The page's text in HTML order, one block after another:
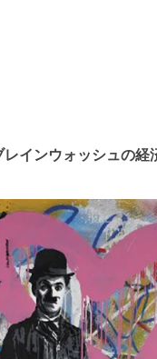
レインウォッシュの経